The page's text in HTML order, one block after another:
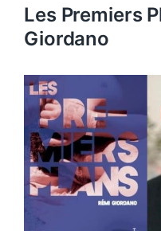
Les Premiers
Giordano